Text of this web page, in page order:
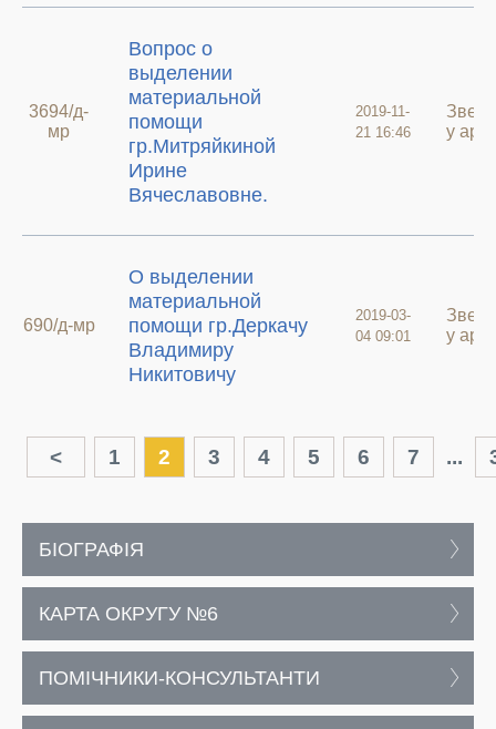
3694/д-
мр
Вопрос о
выделении
материальной
помощи
гр.Митряйкиной
Ирине
Вячеславовне.
2019-11-
21 16:46
у
690/д-мр
О выделении
материальной
помощи гр.Деркачу
Владимиру
Никитовичу
2019-03-
04 09:01
у
< 1 2 3 4 5 6 7 ...
БІОГРАФІЯ
КАРТА ОКРУГУ №6
ПОМІЧНИКИ-КОНСУЛЬТАНТИ